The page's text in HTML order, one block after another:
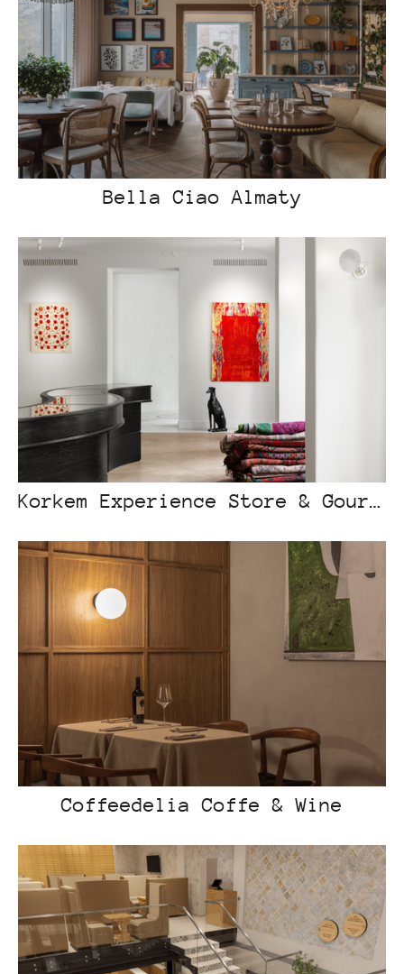
Bella Ciao Almaty
Korkem Experience Store & Gourmet
Coffeedelia Coffe & Wine